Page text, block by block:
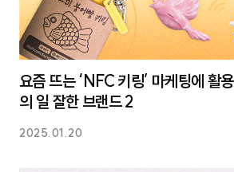
요즘 뜨는 ‘NFC 키링’ 마케팅에 활
의 일 잘한 브랜드 2
2025.01.20